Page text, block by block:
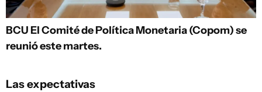
BCU El Comité de Política Monetaria (Copom) se
reunió este martes.
Las expectativas